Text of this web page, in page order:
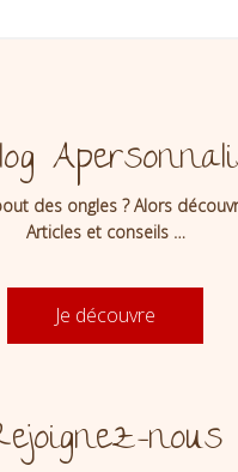
des ongles ? Alors
Articles et conseils …
Je découvre
nous